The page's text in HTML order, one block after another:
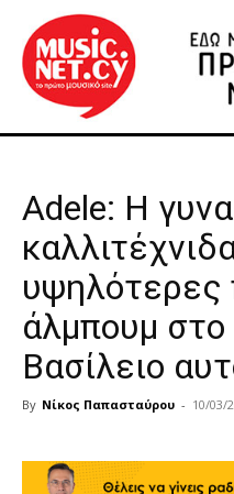
Adele: Η
υψηλότερες
άλμπουμ
Βασίλειο
By Νίκος Παπασταύρου - 10/03/